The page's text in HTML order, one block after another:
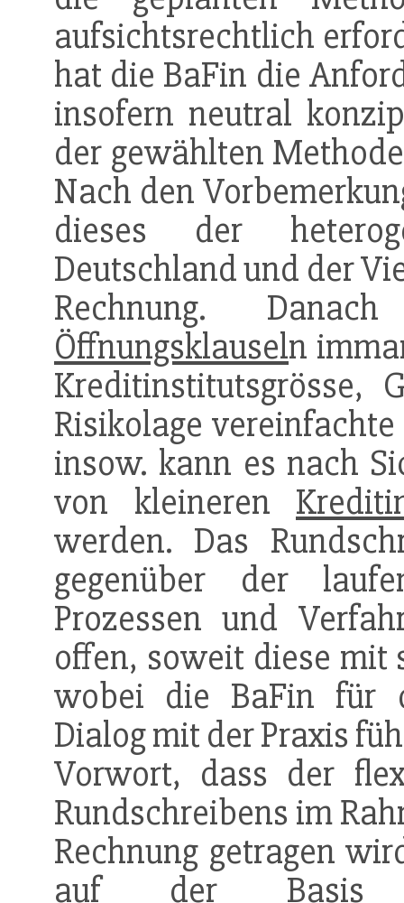
aufsichtsrechtlich
hat die BaFin die
insofern neutral
der gewählten
Nach den
dieses der
Deutschland und der
Rechnung.
Öffnungsklauseln
Kreditinstitutsgrösse,
Risikolage
insow. kann es nach
von kleineren
werden. Das
gegenüber der
Prozessen und
offen, soweit diese mit
wobei die BaFin für
Dialog mit der Praxis
Vorwort, dass der
Rundschreibens im
Rechnung getragen
auf der Basis